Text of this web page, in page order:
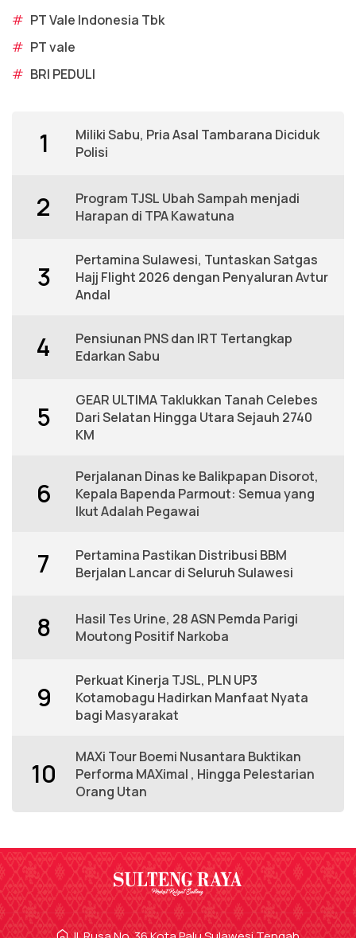
# PT Vale Indonesia Tbk
# PT vale
# BRI PEDULI
1
Miliki Sabu, Pria Asal Tambarana Diciduk
Polisi
2
Program TJSL Ubah Sampah menjadi
Harapan di TPA Kawatuna
3
Pertamina Sulawesi, Tuntaskan Satgas
Hajj Flight 2026 dengan Penyaluran Avtur
Andal
4
Pensiunan PNS dan IRT Tertangkap
Edarkan Sabu
5
GEAR ULTIMA Taklukkan Tanah Celebes
Dari Selatan Hingga Utara Sejauh 2740
KM
6
Perjalanan Dinas ke Balikpapan Disorot,
Kepala Bapenda Parmout: Semua yang
Ikut Adalah Pegawai
7
Pertamina Pastikan Distribusi BBM
Berjalan Lancar di Seluruh Sulawesi
8
Hasil Tes Urine, 28 ASN Pemda Parigi
Moutong Positif Narkoba
9
Perkuat Kinerja TJSL, PLN UP3
Kotamobagu Hadirkan Manfaat Nyata
bagi Masyarakat
10
MAXi Tour Boemi Nusantara Buktikan
Performa MAXimal , Hingga Pelestarian
Orang Utan